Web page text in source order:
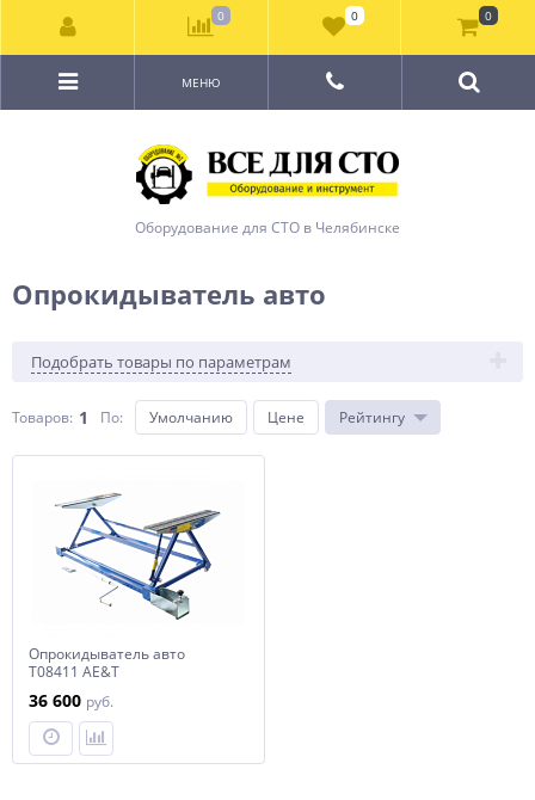
Оборудование для СТО в Челябинске
МЕНЮ
Опрокидыватель авто
Подобрать товары по параметрам
Товаров: 1 По: Умолчанию Цене Рейтингу
Опрокидыватель авто
Т08411 AE&T
36 600 руб.
0 0 0